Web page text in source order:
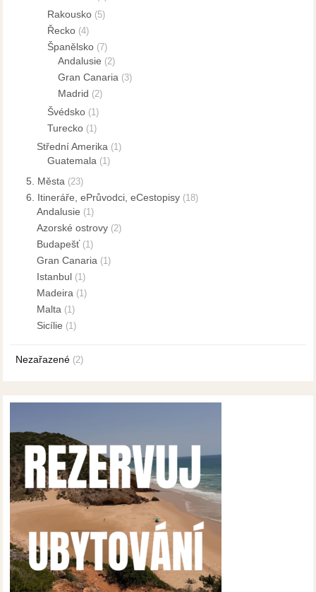
Rakousko (5)
Řecko (4)
Španělsko (7)
Andalusie (2)
Gran Canaria (3)
Madrid (2)
Švédsko (1)
Turecko (1)
Střední Amerika (1)
Guatemala (1)
5. Města (23)
6. Itineráře, ePrůvodci, eCestopisy (18)
Andalusie (1)
Azorské ostrovy (2)
Budapešť(1)
Gran Canaria (1)
Istanbul (1)
Madeira (1)
Malta (1)
Sicílie (1)
Nezařazené (2)